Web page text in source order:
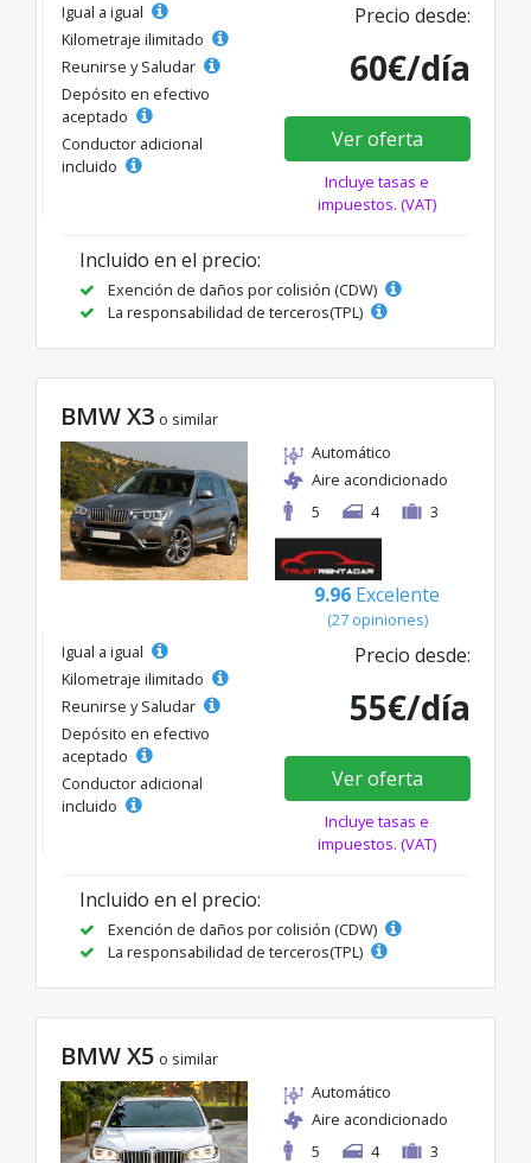
Igual a igual
Kilometraje ilimitado
Reunirse y Saludar
Depósito en efectivo
aceptado
Conductor adicional
incluido
Precio desde:
60€/día
Ver oferta
Incluye tasas e
impuestos. (VAT)
Incluido en el precio:
Exención de daños por colisión (CDW)
La responsabilidad de terceros(TPL)
BMW X3 o similar
Automático
Aire acondicionado
5
4 3
9.96 Excelente
(27 opiniones)
Igual a igual
Kilometraje ilimitado
Reunirse y Saludar
Depósito en efectivo
aceptado
Conductor adicional
incluido
Precio desde:
55€/día
Ver oferta
Incluye tasas e
impuestos. (VAT)
Incluido en el precio:
Exención de daños por colisión (CDW)
La responsabilidad de terceros(TPL)
BMW X5 o similar
Automático
Aire acondicionado
5
4 3